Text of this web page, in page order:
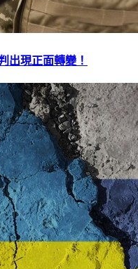
出現正面轉變！